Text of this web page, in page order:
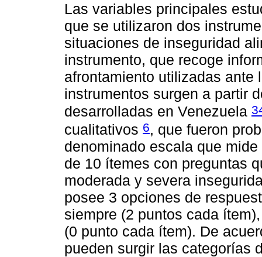
Las variables principales
que se utilizaron dos
situaciones de inseguridad
instrumento, que recoge
afrontamiento utilizadas ante
instrumentos surgen a partir
desarrolladas en Venezuela
cualitativos 6, que fueron
denominado escala que
de 10 ítemes con preguntas
moderada y severa
posee 3 opciones de
siempre (2 puntos cada
(0 punto cada ítem). De
pueden surgir las categorías